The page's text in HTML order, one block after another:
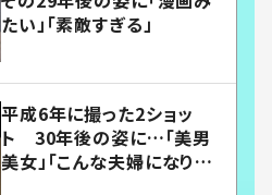
たい」「素敵すぎる」
平成6年に撮った2ショッ
ト 30年後の姿に…「美男
美女」「こんな夫婦になりた